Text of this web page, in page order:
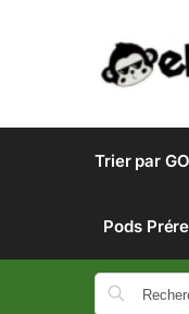
Trier par
Pods